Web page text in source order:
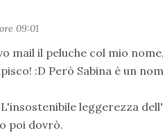
09:01
mail il peluche col mio
:D Però Sabina è un
leggerezza
poi dovrò.